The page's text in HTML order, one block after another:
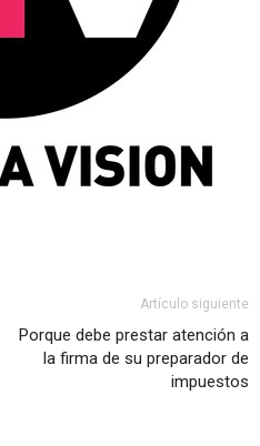
Artículo siguiente
Porque debe prestar atención a
la firma de su preparador de
impuestos